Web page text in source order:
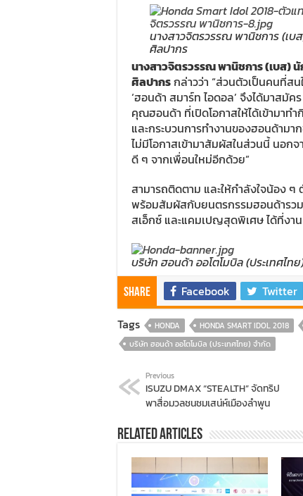
นางสาวจิตรวรรณ พานิชการ (เ
ศิลปากร
นางสาวจิตรวรรณ พานิชการ (เบส)
ศิลปากรกล่าวว่า “ส่วนตัวเป็นคนที่สน
‘ฮอนด้า สมาร์ท ไอดอล’ จึงได้มาสมั
คุณฮอนด้า ที่เปิดโอกาสให้ได้เข้ามาท
และกระบวนการทำงานของฮอนด้ามา
ไม่มีโอกาสเข้ามาสัมผัสในส่วนนี้ นอก
ดี ๆ จากเพื่อนใหม่อีกด้วย”
สามารถติดตาม และให้กำลังใจน้อง ๆ
พร้อมสัมผัสกับยนตรกรรมฮอนด้ารวม
สเอ็กซ์ และแคมเปญสุดพิเศษ ได้ที่งา
บริษัท ฮอนด้า ออโตโมบิล (ประเทศไท
Share Facebook Twitter
Tags
HONDA HONDA SMART IDOL 2018
บริษัท ฮอนด้า ออโตโมบิล (ประเทศไทย) จำกัด
Previous
ISUZU DMAX “STEALTH” จัดทริป
พาสื่อมวลชนชมเสน่ห์เมืองลำพูน
Related Articles